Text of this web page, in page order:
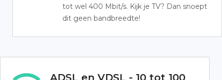
tot wel 400 Mbit/s. Kijk je TV? Dan snoept
dit geen bandbreedte!
ADSL en VDSL - 10 tot 100